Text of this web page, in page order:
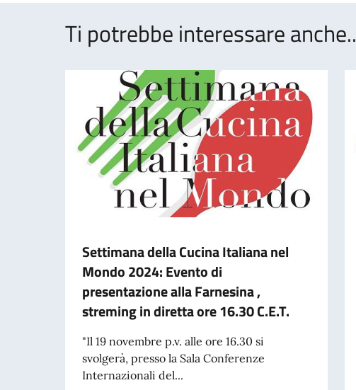
Ti potrebbe interessare anche..
Settimana della Cucina Italiana nel
Mondo 2024: Evento di
presentazione alla Farnesina ,
streming in diretta ore 16.30 C.E.T.
"Il 19 novembre p.v. alle ore 16.30 si
svolgerà, presso la Sala Conferenze
Internazionali del...